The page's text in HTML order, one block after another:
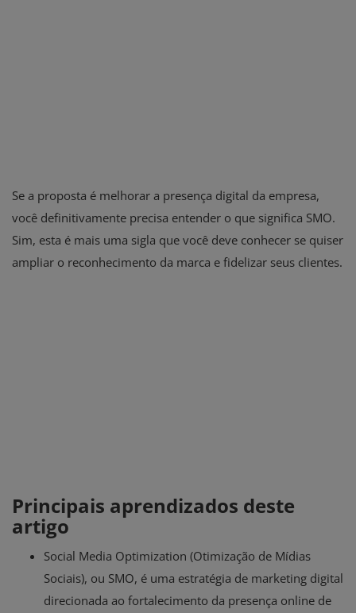
Se a proposta é melhorar a presença digital da empresa,
você definitivamente precisa entender o que significa SMO.
Sim, esta é mais uma sigla que você deve conhecer se quiser
ampliar o reconhecimento da marca e fidelizar seus clientes.
Principais aprendizados deste
artigo
Social Media Optimization (Otimização de Mídias
Sociais), ou SMO, é uma estratégia de marketing digital
direcionada ao fortalecimento da presença online de